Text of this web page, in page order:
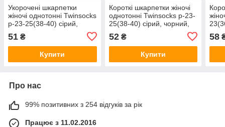
Укорочені шкарпетки
жіночі однотонні Twinsocks
р-23-25(38-40) сірий,
темно-синій
51 ₴
Купити
Короткі шкарпетки жіночі
однотонні Twinsocks р-23-
25(38-40) сірий, чорний,
персиковий
52₴
Купити
58
Про нас
99% позитивних з 254 відгуків за рік
Працює з 11.02.2016